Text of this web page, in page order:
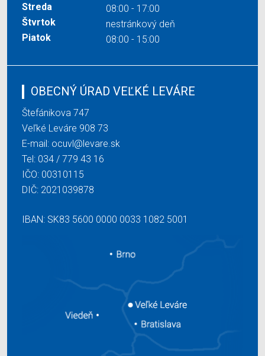
Streda
08:00 - 17:00
Štvrtok
nestránkový deň
Piatok
08:00 - 15:00
OBECNÝ ÚRAD VEĽKÉ LEVÁRE
Štefánikova 747
Veľké Leváre 908 73
E-mail: ocuvl@levare.sk
Tel: 034 / 779 43 16
IČO: 00310115
DIČ: 2021039878
IBAN: SK83 5600 0000 0033 1082 5001